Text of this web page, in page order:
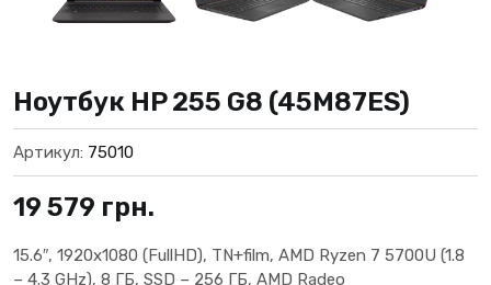
Ноутбук HP 255 G8 (45M87ES)
Артикул: 75010
19 579 грн.
15.6″, 1920х1080 (FullHD), TN+film, AMD Ryzen 7 5700U (1.8
– 4.3 GHz), 8 ГБ, SSD – 256 ГБ, AMD Radeo